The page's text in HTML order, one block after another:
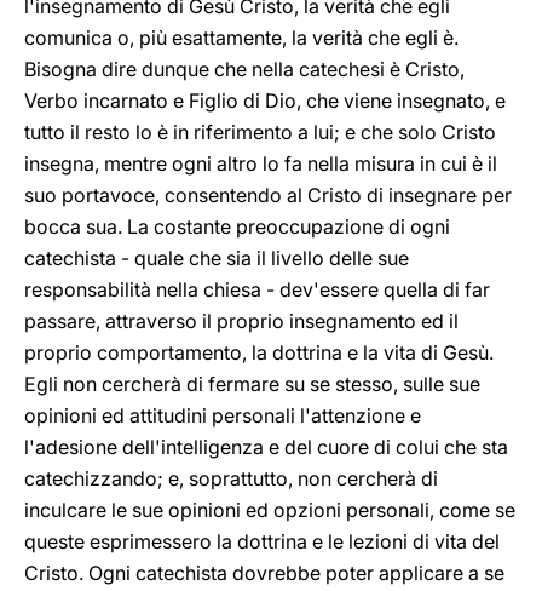
l'insegnamento di Gesù Cristo, la verità che egli
comunica o, più esattamente, la verità che egli è.
Bisogna dire dunque che nella catechesi è Cristo,
Verbo incarnato e Figlio di Dio, che viene insegnato, e
tutto il resto lo è in riferimento a lui; e che solo Cristo
insegna, mentre ogni altro lo fa nella misura in cui è il
suo portavoce, consentendo al Cristo di insegnare per
bocca sua. La costante preoccupazione di ogni
catechista - quale che sia il livello delle sue
responsabilità nella chiesa - dev'essere quella di far
passare, attraverso il proprio insegnamento ed il
proprio comportamento, la dottrina e la vita di Gesù.
Egli non cercherà di fermare su se stesso, sulle sue
opinioni ed attitudini personali l'attenzione e
l'adesione dell'intelligenza e del cuore di colui che sta
catechizzando; e, soprattutto, non cercherà di
inculcare le sue opinioni ed opzioni personali, come se
queste esprimessero la dottrina e le lezioni di vita del
Cristo. Ogni catechista dovrebbe poter applicare a se